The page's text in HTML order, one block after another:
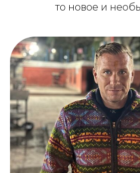
то новое и